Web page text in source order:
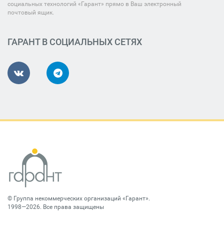
социальных технологий «Гарант» прямо в Ваш электронный
почтовый ящик.
ГАРАНТ В СОЦИАЛЬНЫХ СЕТЯХ
© Группа некоммерческих организаций «Гарант».
1998—2026. Все права защищены